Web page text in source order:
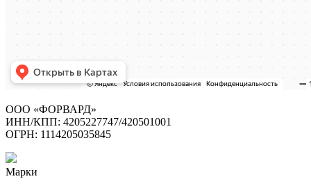
ООО «ФОРВАРД»
ИНН/КПП: 4205227747/420501001
ОГРН: 1114205035845
Марки